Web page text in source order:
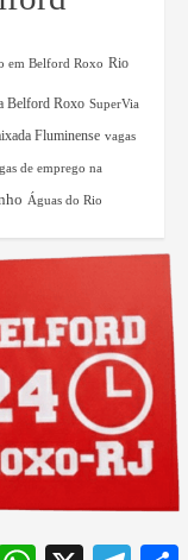
em Belford Roxo Rio
Belford Roxo SuperVia
Fluminense vagas
de emprego na
Águas do Rio
WhatsApp
X